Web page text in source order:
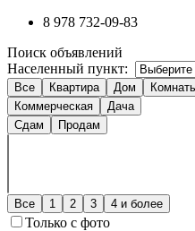
8 978 732-09-83
Поиск объявлений
Населенный пункт:
Все Квартира Дом
Коммерческая
Дача
Сдам
Продам
Все 1 2 3 4 и более
Только с фото